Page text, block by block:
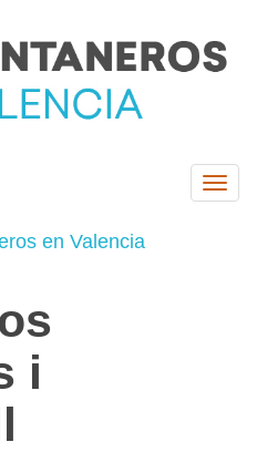
en Valencia
i